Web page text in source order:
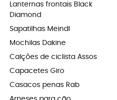
Lanternas frontais Black
Diamond
Sapatilhas Meindl
Mochilas Dakine
Calções de ciclista Assos
Capacetes Giro
Casacos penas Rab